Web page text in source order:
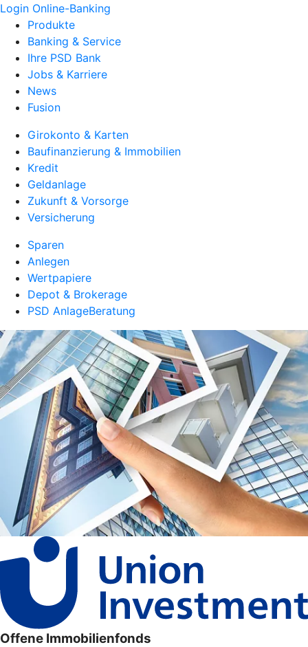
Login Online-Banking
Produkte
Banking & Service
Ihre PSD Bank
Jobs & Karriere
News
Fusion
Girokonto & Karten
Baufinanzierung & Immobilien
Kredit
Geldanlage
Zukunft & Vorsorge
Versicherung
Sparen
Anlegen
Wertpapiere
Depot & Brokerage
PSD AnlageBeratung
Offene Immobilienfonds